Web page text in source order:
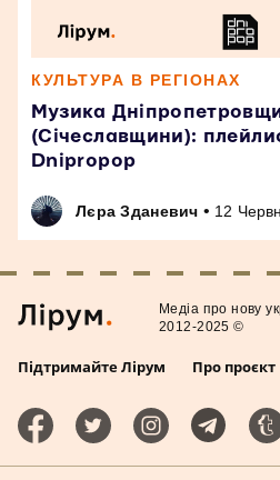
КУЛЬТУРА В РЕГІОНАХ
Музика
(Січеславщини):
Dnipropop
Лєра Зданевич • 12
Підтримайте Лірум Про проєкт
Медiа про нову
2012-2025 ©